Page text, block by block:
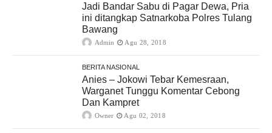
Jadi Bandar Sabu di Pagar Dewa, Pria
ini ditangkap Satnarkoba Polres Tulang
Bawang
Admin Agu 28, 2018
BERITA NASIONAL
Anies – Jokowi Tebar Kemesraan,
Warganet Tunggu Komentar Cebong
Dan Kampret
Owner Agu 02, 2018